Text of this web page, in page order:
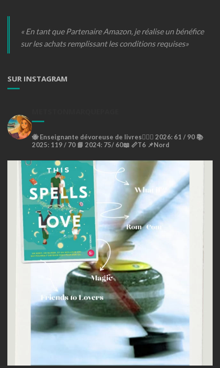
« En tant que Partenaire Amazon, je réalise un bénéfice
sur les achats remplissant les conditions requises»
SUR INSTAGRAM
🐝Enseignante dévoreuse de livres🙇🏼‍♀️ 2026: 61 / 90 📚
2025: 119 / 70 📘 2024: 75/ 60📖 📏T6 📌Nord